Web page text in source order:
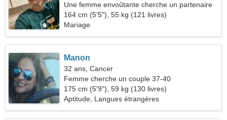
Une femme envoûtante cherche un partenaire
164 cm (5'5"), 55 kg (121 livres)
Mariage
Manon
32 ans, Cancer
Femme cherche un couple 37-40
175 cm (5'9"), 59 kg (130 livres)
Aptitude, Langues étrangères